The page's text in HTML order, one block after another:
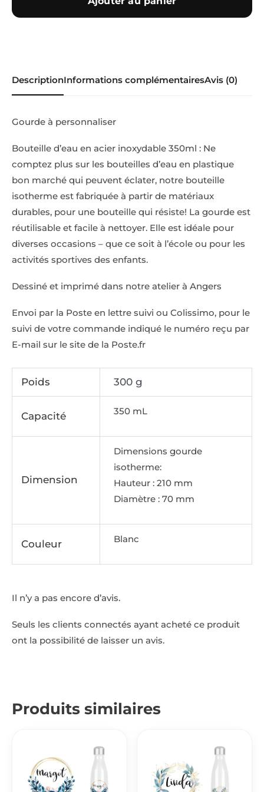
DescriptionInformations complémentairesAvis (0)
Gourde à personnaliser
Bouteille d’eau en acier inoxydable 350ml : Ne
comptez plus sur les bouteilles d’eau en plastique
bon marché qui peuvent éclater, notre bouteille
isotherme est fabriquée à partir de matériaux
durables, pour une bouteille qui résiste! La gourde est
réutilisable et facile à nettoyer. Elle est idéale pour
diverses occasions – que ce soit à l’école ou pour les
activités sportives des enfants.
Dessiné et imprimé dans notre atelier à Angers
Envoi par la Poste en lettre suivi ou Colissimo, pour le
suivi de votre commande indiqué le numéro reçu par
E-mail sur le site de la Poste.fr
Poids 300 g
Capacité 350 mL
Dimension
Dimensions gourde
isotherme:
Hauteur : 210 mm
Diamètre : 70 mm
Couleur Blanc
Il n’y a pas encore d’avis.
Seuls les clients connectés ayant acheté ce produit
ont la possibilité de laisser un avis.
Produits similaires